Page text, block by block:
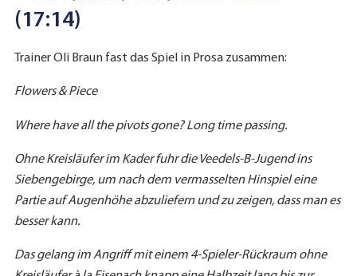
(17:14)
Trainer Oli Braun fast das Spiel in Prosa zusammen:
Flowers & Piece
Where have all the pivots gone? Long time passing.
Ohne Kreisläufer im Kader fuhr die Veedels-B-Jugend ins
Siebengebirge, um nach dem vermasselten Hinspiel eine
Partie auf Augenhöhe abzuliefern und zu zeigen, dass man es
besser kann.
Das gelang im Angriff mit einem 4-Spieler-Rückraum ohne